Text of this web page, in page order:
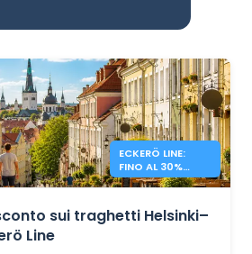
ECKERÖ LINE:
FINO AL 30%
SULLA HELSINKI –
sui traghetti Helsinki–
Line